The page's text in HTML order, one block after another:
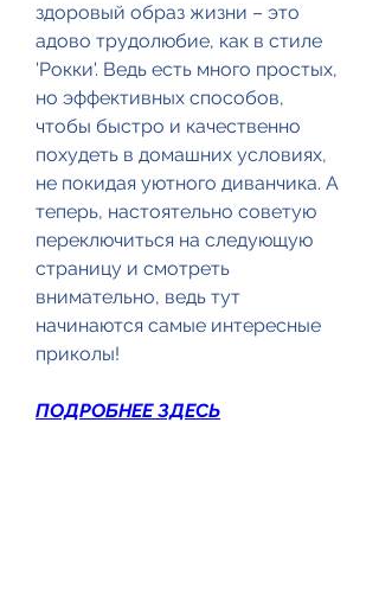
здоровый образ жизни – это
адово трудолюбие, как в стиле
'Рокки'. Ведь есть много простых,
но эффективных способов,
чтобы быстро и качественно
похудеть в домашних условиях,
не покидая уютного диванчика. А
теперь, настоятельно советую
переключиться на следующую
страницу и смотреть
внимательно, ведь тут
начинаются самые интересные
приколы!
ПОДРОБНЕЕ ЗДЕСЬ